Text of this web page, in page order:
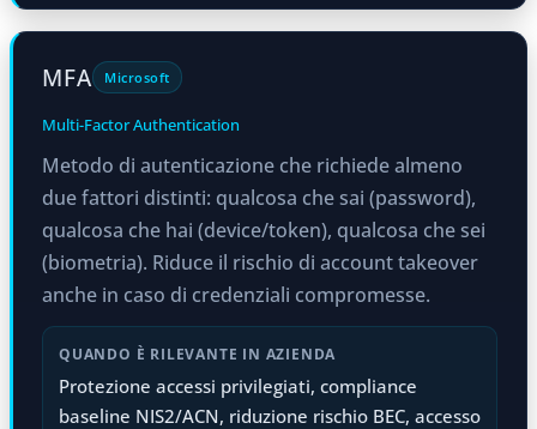
MFA Microsoft
Multi-Factor Authentication
Metodo di autenticazione che richiede almeno
due fattori distinti: qualcosa che sai (password),
qualcosa che hai (device/token), qualcosa che sei
(biometria). Riduce il rischio di account takeover
anche in caso di credenziali compromesse.
QUANDO È RILEVANTE IN AZIENDA
Protezione accessi privilegiati, compliance
baseline NIS2/ACN, riduzione rischio BEC, accesso